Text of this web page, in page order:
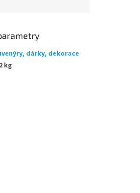
dárky, dekorace
kg